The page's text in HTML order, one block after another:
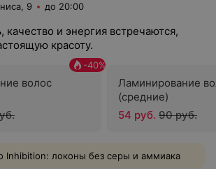
9 до 20:00
качество и энергия встречаются,
красоту.
волос
-40%
Ламинирование
(средние)
54 руб. 90 руб.
Inhibition: локоны без серы и аммиака